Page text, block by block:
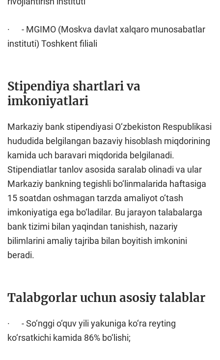
· - MGIMO (Moskva davlat xalqaro munosabatlar
instituti) Toshkent filiali
Stipendiya shartlari va
imkoniyatlari
Markaziy bank stipendiyasi O‘zbekiston Respublikasi
hududida belgilangan bazaviy hisoblash miqdorining
kamida uch baravari miqdorida belgilanadi.
Stipendiatlar tanlov asosida saralab olinadi va ular
Markaziy bankning tegishli bo‘linmalarida haftasiga
15 soatdan oshmagan tarzda amaliyot o‘tash
imkoniyatiga ega bo‘ladilar. Bu jarayon talabalarga
bank tizimi bilan yaqindan tanishish, nazariy
bilimlarini amaliy tajriba bilan boyitish imkonini
beradi.
Talabgorlar uchun asosiy talablar
· - So‘nggi o‘quv yili yakuniga ko‘ra reyting
ko‘rsatkichi kamida 86% bo‘lishi;